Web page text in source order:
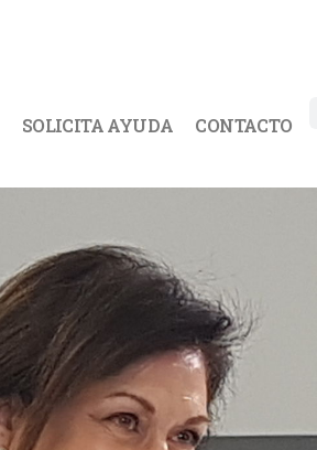
SOLICITA AYUDA CONTACTO